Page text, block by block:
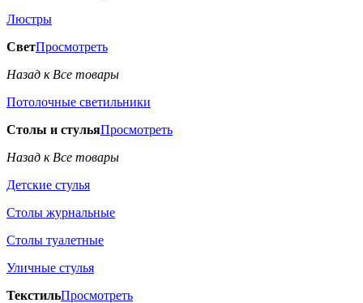
Люстры
СветПросмотреть
Назад к Все товары
Потолочные светильники
Столы и стульяПросмотреть
Назад к Все товары
Детские стулья
Столы журнальные
Столы туалетные
Уличные стулья
ТекстильПросмотреть